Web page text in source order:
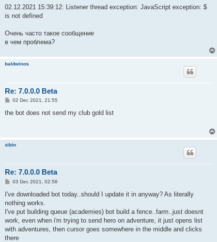
s
02.12.2021 15:39:12: Listener thread exception: JavaScript exception: $
is not defined
Очень часто такое сообщение
в чем проблема?
baldwinos
Re: 7.0.0.0 Beta
P
s
02 Dec 2021, 21:55
the bot does not send my club gold list
zibin
Re: 7.0.0.0 Beta
P
s
03 Dec 2021, 02:58
I've downloaded bot today..should I update it in anyway? As literally
nothing works.
I've put building queue (academies) bot build a fence..farm..just doesnt
work, even when i'm trying to send hero on adventure, it just opens list
with adventures, then cursor goes somewhere in the middle and clicks
there